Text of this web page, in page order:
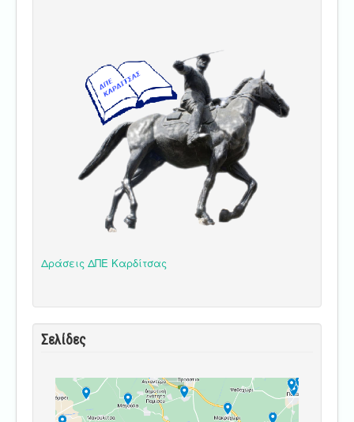
Δράσεις ΔΠΕ Καρδίτσας
Σελίδες